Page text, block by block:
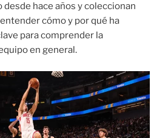
desde hace años y coleccionan
cómo y por qué ha
para comprender la
en general.